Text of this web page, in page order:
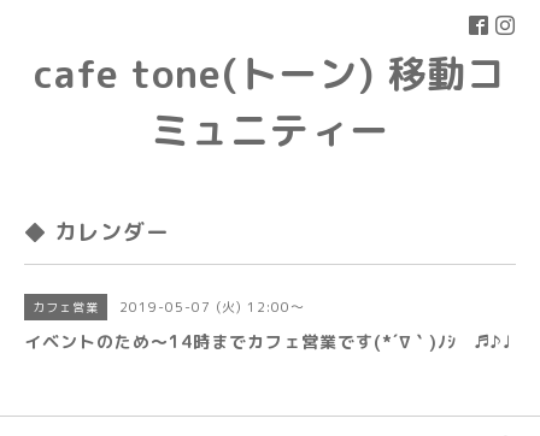
cafe tone(トーン) 移動コ
ミュニティー
◆ カレンダー
カフェ営業 2019-05-07 (火) 12:00～
イベントのため〜14時までカフェ営業です(*´∇｀)ﾉｼ ♬♪♩